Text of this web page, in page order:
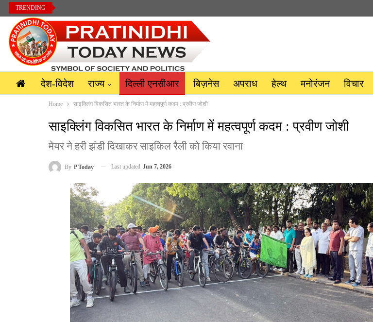
TRENDING
देश-विदेश राज्य दिल्ली एनसीआर बिज़नेस अपराध हेल्थ मनोरंजन विचार
Home साइक्लिंग विकसित भारत के निर्माण में महत्वपूर्ण कदम : प्रवीण जोशी
साइक्लिंग विकसित भारत के निर्माण में महत्वपूर्ण कदम : प्रवीण जोशी
मेयर ने हरी झंडी दिखाकर साइकिल रैली को किया रवाना
By P Today Last updated Jun 7, 2026